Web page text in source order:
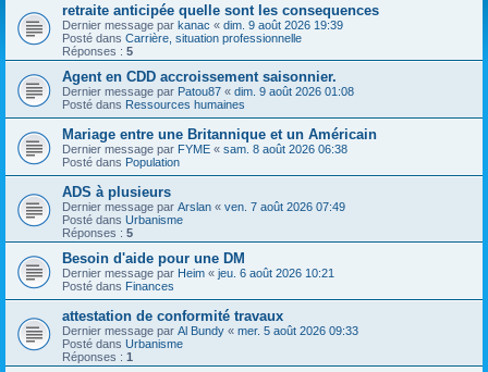
r
retraite anticipée quelle sont les consequences
Dernier message par kanac « dim. 9 août 2026 19:39
Posté dans Carrière, situation professionnelle
Réponses : 5
Agent en CDD accroissement saisonnier.
Dernier message par Patou87 « dim. 9 août 2026 01:08
Posté dans Ressources humaines
Mariage entre une Britannique et un Américain
Dernier message par FYME « sam. 8 août 2026 06:38
Posté dans Population
ADS à plusieurs
Dernier message par Arslan « ven. 7 août 2026 07:49
Posté dans Urbanisme
Réponses : 5
Besoin d'aide pour une DM
Dernier message par Heim « jeu. 6 août 2026 10:21
Posté dans Finances
attestation de conformité travaux
Dernier message par Al Bundy « mer. 5 août 2026 09:33
Posté dans Urbanisme
Réponses : 1